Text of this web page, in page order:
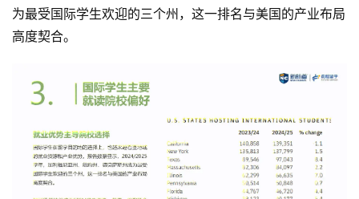
为最受国际学生欢迎的三个州，这一排名与美国的产业布局
高度契合。